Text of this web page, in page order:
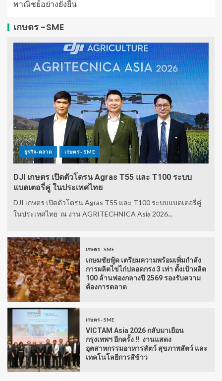
พาณิชย์อย่างยั่งยืน
เกษตร -SME
ธุรกิจ-ตลาด เกษตร - SME
DJI เกษตร เปิดตัวโดรน Agras T55 และ T100 ระบบ
แบตเตอรี่คู่ ในประเทศไทย
DJI เกษตร เปิดตัวโดรน Agras T55 และ T100 ระบบแบตเตอรี่คู่
ในประเทศไทย ณ งาน AGRITECHNICA Asia 2026...
เกษตร - SME
เกษมชัยฟู้ด เตรียมความพร้อมเพิ่มกำลัง
การผลิตไข่ไก่ปลอดกรง 3 เท่า ตั้งเป้าผลิต
100 ล้านฟองกลางปี 2569 รองรับความ
ต้องการตลาด
เกษตร - SME
VICTAM Asia 2026 กลับมาเยือน
กรุงเทพฯ อีกครั้ง !! งานแสดง
อุตสาหกรรมอาหารสัตว์ สุขภาพสัตว์ และ
เทคโนโลยีการสีข้าว